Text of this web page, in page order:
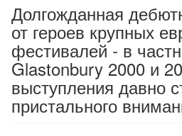
Долгожданная
от героев крупных
фестивалей - в
Glastonbury 2000 и
выступления давно
пристального